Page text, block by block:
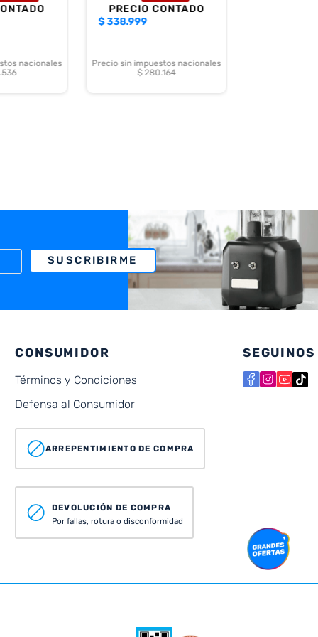
nacionales
PRECIO CONTADO
$338.999
Precio sin impuestos nacionales
$ 280.164
SUSCRIBIRME
CONSUMIDOR
Términos y Condiciones
Defensa al Consumidor
ARREPENTIMIENTO DE COMPRA
DEVOLUCIÓN DE COMPRA
Por fallas, rotura o disconformidad
SEGUINOS